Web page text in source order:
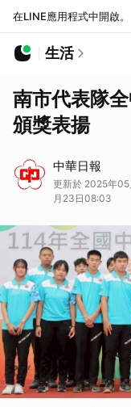
在LINE應用程式中開啟。
生活
南市代表隊
頒獎表揚
中華日報
更新於 2025年
月23日08:03